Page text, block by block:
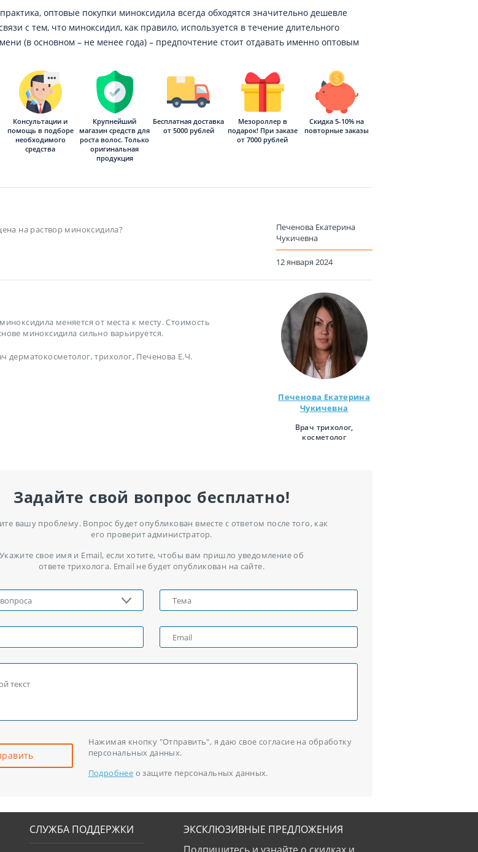
оптовые покупки миноксидила всегда обходятся значительно дешевле
с тем, что миноксидил, как правило, используется в течение длительного
(в основном – не менее года) – предпочтение стоит отдавать именно оптовым
Консультации и
помощь в подборе
необходимого
средства
Крупнейший
магазин средств для
роста волос. Только
оригинальная
продукция
Бесплатная доставка
от 5000 рублей
Мезороллер в
подарок! При заказе
от 7000 рублей
Скидка 5-10% на
повторные заказы
Печенова Екатерина
Чукичевна
12 января 2024
на раствор миноксидила?
Печенова Екатерина
Чукичевна
Врач трихолог,
косметолог
меняется от места к месту. Стоимость
миноксидила сильно варьируется.
дерматокосметолог, трихолог, Печенова Е.Ч.
Задайте свой вопрос бесплатно!
вашу проблему. Вопрос будет опубликован вместе с ответом после того, как
его проверит администратор.
Укажите свое имя и Email, если хотите, чтобы вам пришло уведомление об
ответе трихолога. Email не будет опубликован на сайте.
Нажимая кнопку "Отправить", я даю свое согласие на обработку
персональных данных.
Подробнее о защите персональных данных.
СЛУЖБА ПОДДЕРЖКИ
ЭКСКЛЮЗИВНЫЕ ПРЕДЛОЖЕНИЯ